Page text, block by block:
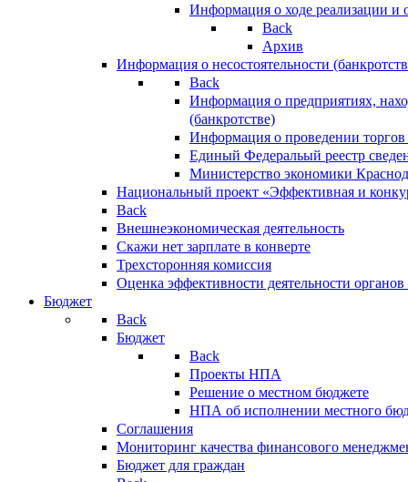
Информация о ходе реализации
Back
Архив
Информация о несостоятельности
Back
Информация о предприятиях,
(банкротстве)
Информация о проведении
Единый Федеральый реестр
Министерство экономики
Национальный проект «Эффективная и
Back
Внешнеэкономическая деятельность
Скажи нет зарплате в конверте
Трехсторонняя комиссия
Оценка эффективности деятельности
Бюджет
Back
Бюджет
Back
Проекты НПА
Решение о местном бюджете
НПА об исполнении местного
Соглашения
Мониторинг качества финансового
Бюджет для граждан